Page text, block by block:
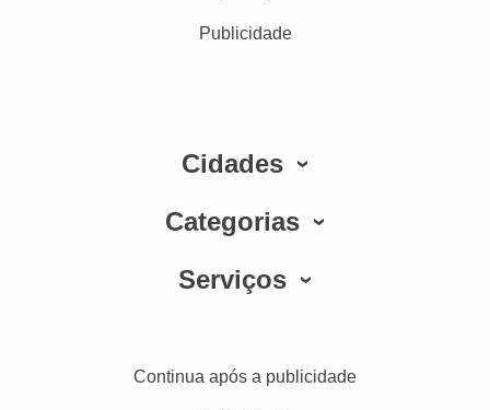
Publicidade
Cidades
Categorias
Serviços
Continua após a publicidade